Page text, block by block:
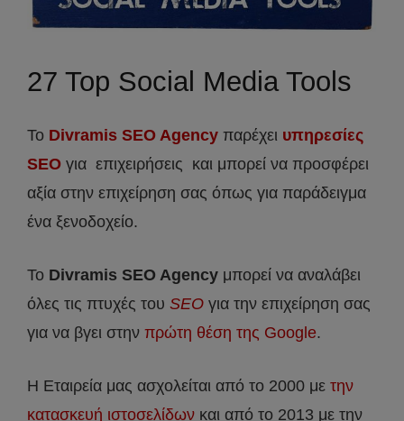
27 Top Social Media Tools
Το Divramis SEO Agency παρέχει υπηρεσίες
SEO για επιχειρήσεις και μπορεί να προσφέρει
αξία στην επιχείρηση σας όπως για παράδειγμα
ένα ξενοδοχείο.
Το Divramis SEO Agency μπορεί να αναλάβει
όλες τις πτυχές του SEO για την επιχείρηση σας
για να βγει στην πρώτη θέση της Google.
Η Εταιρεία μας ασχολείται από το 2000 με την
κατασκευή ιστοσελίδων και από το 2013 με την